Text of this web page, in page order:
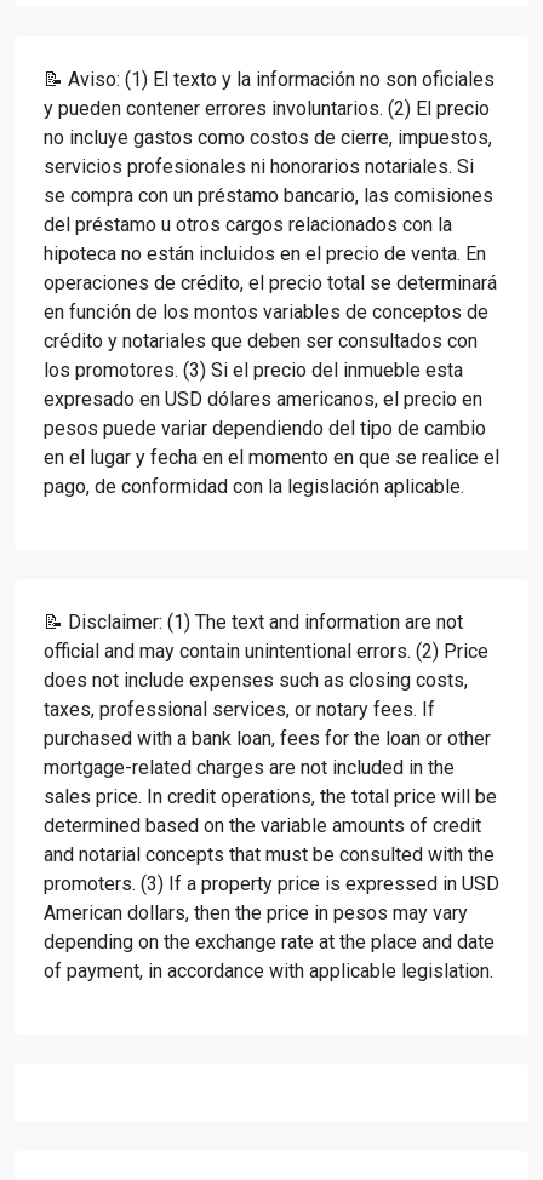
📝 Aviso: (1) El texto y la información no son oficiales
y pueden contener errores involuntarios. (2) El precio
no incluye gastos como costos de cierre, impuestos,
servicios profesionales ni honorarios notariales. Si
se compra con un préstamo bancario, las comisiones
del préstamo u otros cargos relacionados con la
hipoteca no están incluidos en el precio de venta. En
operaciones de crédito, el precio total se determinará
en función de los montos variables de conceptos de
crédito y notariales que deben ser consultados con
los promotores. (3) Si el precio del inmueble esta
expresado en USD dólares americanos, el precio en
pesos puede variar dependiendo del tipo de cambio
en el lugar y fecha en el momento en que se realice el
pago, de conformidad con la legislación aplicable.
📝 Disclaimer: (1) The text and information are not
official and may contain unintentional errors. (2) Price
does not include expenses such as closing costs,
taxes, professional services, or notary fees. If
purchased with a bank loan, fees for the loan or other
mortgage-related charges are not included in the
sales price. In credit operations, the total price will be
determined based on the variable amounts of credit
and notarial concepts that must be consulted with the
promoters. (3) If a property price is expressed in USD
American dollars, then the price in pesos may vary
depending on the exchange rate at the place and date
of payment, in accordance with applicable legislation.